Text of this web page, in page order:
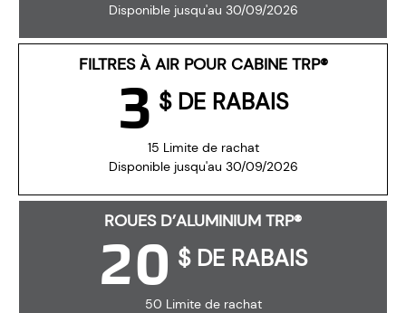
Disponible jusqu'au 30/09/2026
FILTRES À AIR POUR CABINE TRP®
15 Limite de rachat
Disponible jusqu'au 30/09/2026
3 $ DE RABAIS
ROUES D’ALUMINIUM TRP®
50 Limite de rachat
20 $ DE RABAIS